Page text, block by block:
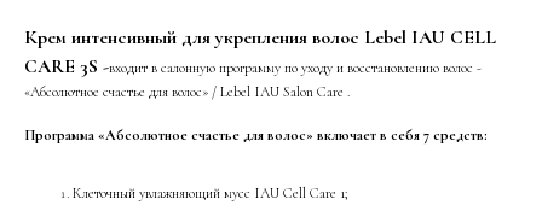
Крем интенсивный для укрепления волос Lebel IAU CELL
CARE 3S -входит в салонную программу по уходу и восстановлению волос -
«Абсолютное счастье для волос» / Lebel IAU Salon Care .
Программа «Абсолютное счастье для волос» включает в себя 7 средств:
Клеточный увлажняющий мусс IAU Cell Care 1;